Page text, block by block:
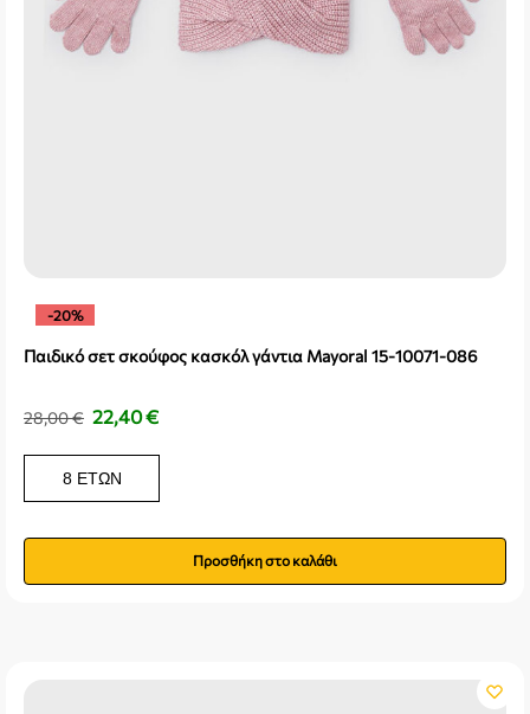
-20%
Παιδικό σετ σκούφος κασκόλ γάντια Mayoral 15-10071-086
28,00€ 22,40€
8 ΕΤΏΝ
Προσθήκη στο καλάθι